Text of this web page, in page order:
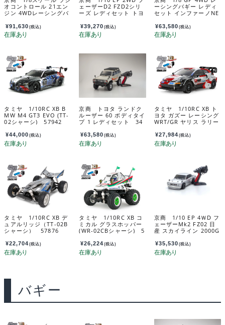
オコントロール 21エン
ジン 4WDレーシングバ
ファーノ MP10 カラー
タイプ1 レッド 33025T
1S
¥91,630 (税込)
ェーザーD2 FZD2シリ
ーズ レディセット トヨ
AE86 ホワイト 34501T
1
¥39,270 (税込)
ーシングバギー レディ
セット インファーノNE
（レッド） 33012T5
¥63,580 (税込)
タミヤ 1/10RC XB B
MW M4 GT3 EVO (TT-
02シャーシ) 57942
¥44,000 (税込)
京商 トヨタ ランドク
ルーザー 60 ボディタイ
プ 1 レディセット 34
¥63,580 (税込)
タミヤ 1/10RC XB ト
ヨタ ガズー レーシング
WRT/GR ヤリス ラリー
シャーシ) 57938
¥27,984 (税込)
タミヤ 1/10RC XB デ
ュアルリッジ（TT-02B
シャーシ） 57876
¥22,704 (税込)
タミヤ 1/10RC XB コ
ミカル グラスホッパー
(WR-02CBシャーシ) 5
¥26,224 (税込)
京商 1/10 EP 4ＷD フ
ェーザーMk2 FZ02 日
産 スカイライン 2000G
ド・バージョン シルバ
ー 34425T1C
¥35,530 (税込)
バギー